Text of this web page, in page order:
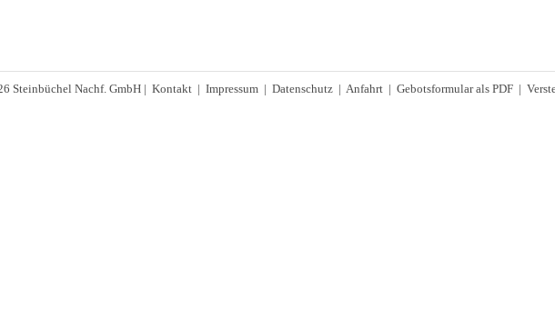
Steinbüchel Nachf. GmbH | Kontakt | Impressum | Datenschutz | Anfahrt | Gebotsformular als PDF |